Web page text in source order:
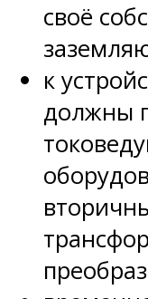
своё
к
должны